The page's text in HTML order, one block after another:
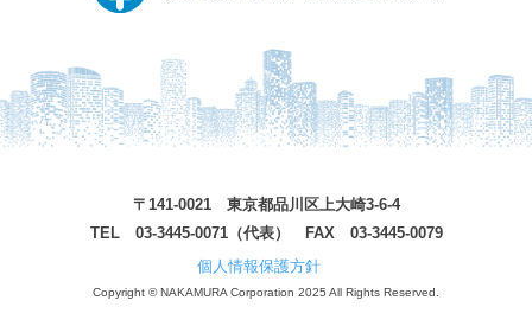
〒141-0021 東京都品川区上大崎3-6-4
TEL 03-3445-0071（代表） FAX 03-3445-0079
個人情報保護方針
Copyright © NAKAMURA Corporation 2025 All Rights Reserved.